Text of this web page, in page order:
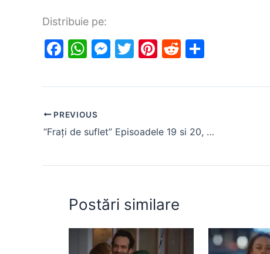
Distribuie pe:
F
c
b
o
o
W
at
A
p
p
M
s
e
n
g
T
itt
Pi
er
st
R
d
t
ar
PREVIOUS
“Frați de suflet” Episoadele 19 si 20, rezumat. Gulayse față în față cu Menderes și Nazmiye
Postări similare